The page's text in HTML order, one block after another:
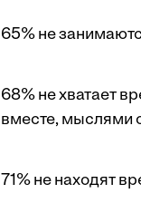
65% не
68% не хватает
вместе, мыслями
71% не находят